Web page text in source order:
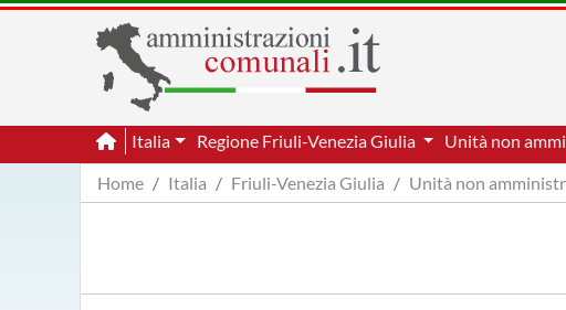
Italia Regione Friuli-Venezia Giulia Unità non
Home
Italia Friuli-Venezia Giulia Unità non